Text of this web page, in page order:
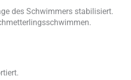
des Schwimmers stabilisiert.